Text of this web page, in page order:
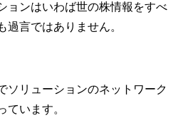
ョンはいわば世の株情報をすべ
過言ではありません。
ソリューションのネットワーク
ています。